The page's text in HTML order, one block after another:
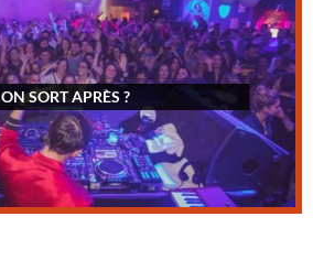
ON SORT APRÈS ?